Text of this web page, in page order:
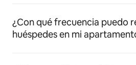
¿Con qué frecuencia puedo
huéspedes en mi